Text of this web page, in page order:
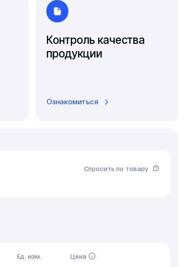
Контроль качества
продукции
Ознакомиться
Спросить по товару
Ед. изм. Цена